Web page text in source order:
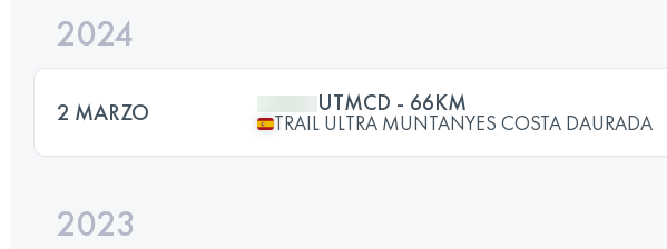
2024
2 MARZO UTMCD - 66KM
TRAIL ULTRA MUNTANYES COSTA DAURADA
2023